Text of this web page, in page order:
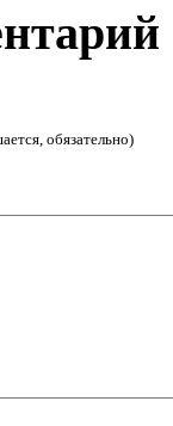
обязательно)